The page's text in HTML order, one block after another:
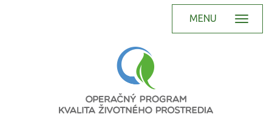
MENU